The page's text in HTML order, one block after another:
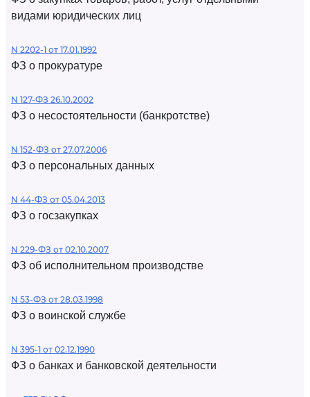
видами юридических лиц
N 2202-1 от 17.01.1992
ФЗ о прокуратуре
N 127-ФЗ 26.10.2002
ФЗ о несостоятельности (банкротстве)
N 152-ФЗ от 27.07.2006
ФЗ о персональных данных
N 44-ФЗ от 05.04.2013
ФЗ о госзакупках
N 229-ФЗ от 02.10.2007
ФЗ об исполнительном производстве
N 53-ФЗ от 28.03.1998
ФЗ о воинской службе
N 395-1 от 02.12.1990
ФЗ о банках и банковской деятельности